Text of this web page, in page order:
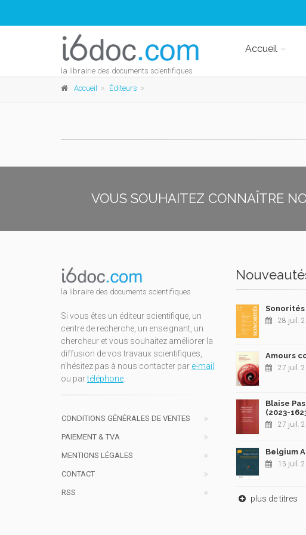
la librairie des documents scientifiques
Accueil
Accueil Éditeurs
VOUS SOUHAITEZ CONNAÎTRE
la libraire des documents scientifiques
Si vous êtes un éditeur scientifique, un
centre de recherche, un enseignant, un
chercheur et vous souhaitez améliorer la
diffusion de vos travaux scientifiques,
n'hésitez pas à nous contacter par e-mail
ou partéléphone.
CONDITIONS GÉNÉRALES DE VENTES
PAIEMENT & TVA
MENTIONS LÉGALES
CONTACT
RSS
Sonorités
28 juil.
Amours
27 juil.
Blaise
(2023-
27 juil.
Belgium
15 juil.
plus de titres